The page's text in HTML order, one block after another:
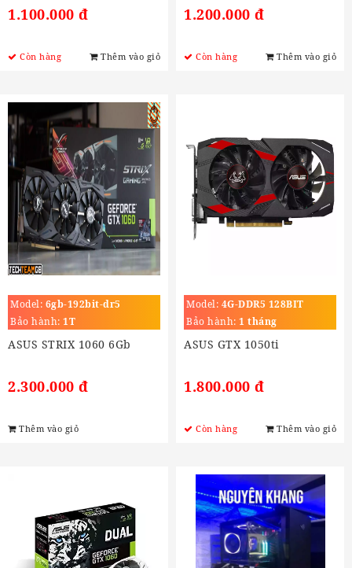
1.100.000 đ
Còn hàng Thêm vào giỏ
1.200.000 đ
Còn hàng Thêm vào giỏ
Model: 6gb-192bit-dr5
Bảo hành: 1T
ASUS STRIX 1060 6Gb
2.300.000 đ
Thêm vào giỏ
Model: 4G-DDR5 128BIT
Bảo hành: 1 tháng
ASUS GTX 1050ti
1.800.000 đ
Còn hàng Thêm vào giỏ